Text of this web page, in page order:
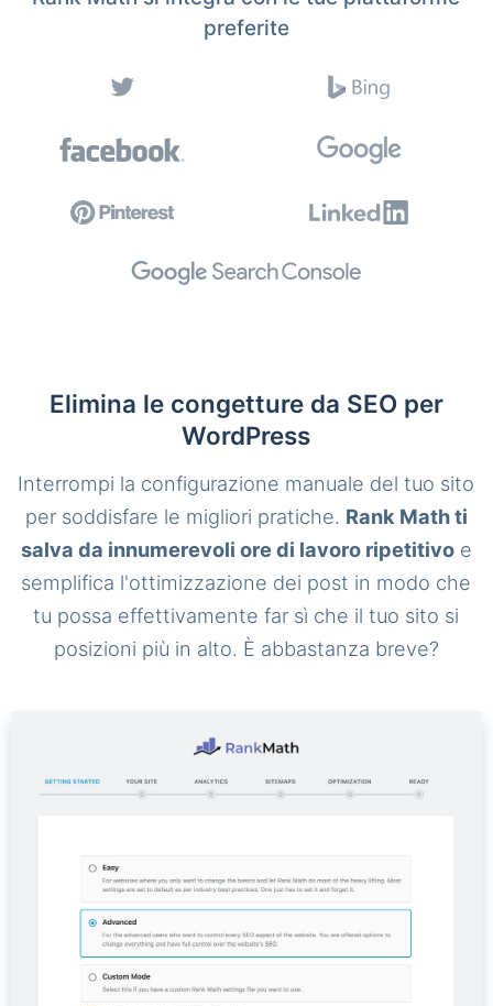
preferite
Elimina le congetture da SEO per
WordPress
Interrompi la configurazione manuale del tuo sito
per soddisfare le migliori pratiche. Rank Math ti
salva da innumerevoli ore di lavoro ripetitivoe
semplifica l'ottimizzazione dei post in modo che
tu possa effettivamente far sì che il tuo sito si
posizioni più in alto. È abbastanza breve?